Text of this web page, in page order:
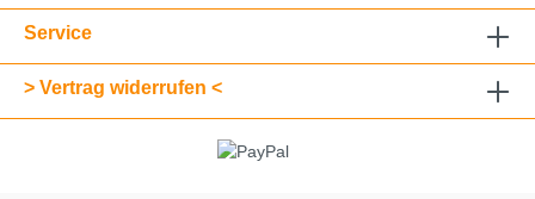
Service
> Vertrag widerrufen <